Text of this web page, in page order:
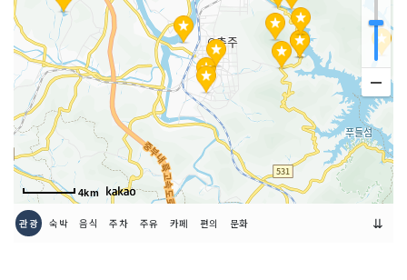
4km
관광 숙박 음식 주차 주유 카페 편의 문화 ⇊